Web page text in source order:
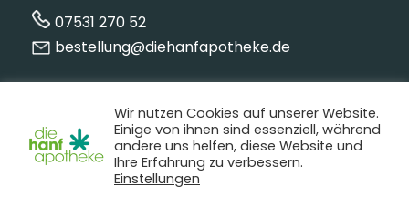
07531 270 52
bestellung@diehanfapotheke.de
Wir nutzen Cookies auf unserer Website.
Einige von ihnen sind essenziell, während
andere uns helfen, diese Website und
Ihre Erfahrung zu verbessern.
Einstellungen